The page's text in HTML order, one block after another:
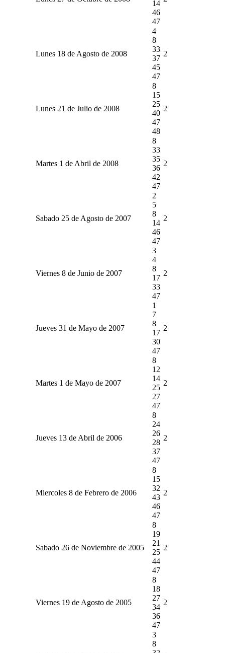
14
46
47
Lunes 18 de Agosto de 2008
4
8
33
37
45
47
2
Lunes 21 de Julio de 2008
8
15
25
40
47
48
2
Martes 1 de Abril de 2008
8
33
35
36
42
47
2
Sabado 25 de Agosto de 2007
2
5
8
14
46
47
2
Viernes 8 de Junio de 2007
3
4
8
17
33
47
2
Jueves 31 de Mayo de 2007
1
7
8
17
30
47
2
Martes 1 de Mayo de 2007
8
12
14
25
27
47
2
Jueves 13 de Abril de 2006
8
24
26
28
37
47
2
Miercoles 8 de Febrero de 2006
8
15
32
43
46
47
2
Sabado 26 de Noviembre de 2005
8
19
21
25
44
47
2
Viernes 19 de Agosto de 2005
8
18
27
34
36
47
2
3
8